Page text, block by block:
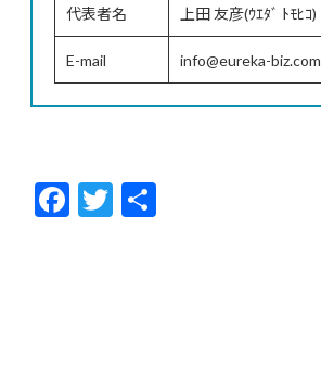
代表者名 上田 友彦(ｳｴﾀﾞ ﾄﾓﾋｺ)
E-mail info@eureka-biz.com
F
ac
T
w